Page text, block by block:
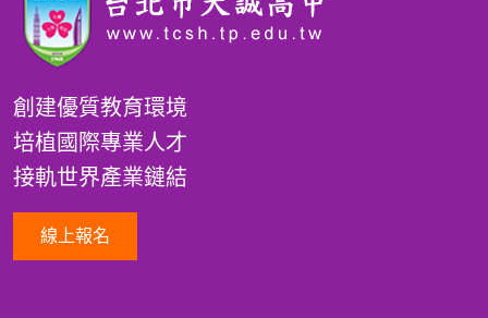
創建優質教育環境
培植國際專業人才
接軌世界產業鏈結
線上報名